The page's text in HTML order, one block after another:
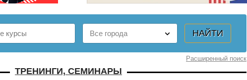
Расширенный поиск
ТРЕНИНГИ, СЕМИНАРЫ